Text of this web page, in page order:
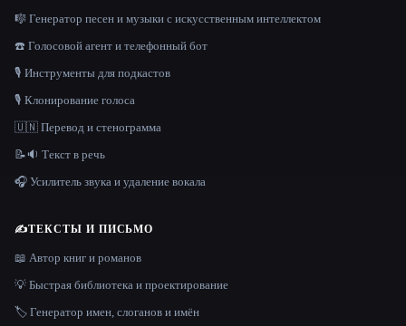
🎼 Генератор песен и музыки с искусственным интеллектом
☎️ Голосовой агент и телефонный бот
🎙️ Инструменты для подкастов
🎙️ Клонирование голоса
🇺🇳 Перевод и стенограмма
📝🔉 Текст в речь
🎧 Усилитель звука и удаление вокала
✍️ТЕКСТЫ И ПИСЬМО
📖 Автор книг и романов
💡 Быстрая библиотека и проектирование
🏷️ Генератор имен, слоганов и имён